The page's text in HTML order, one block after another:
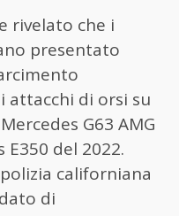
rivelato che i
presentato
attacchi di orsi su
G63 AMG
E350 del 2022.
californiana
di